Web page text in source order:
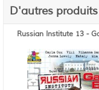
D'autres
Russian Institute 13 -